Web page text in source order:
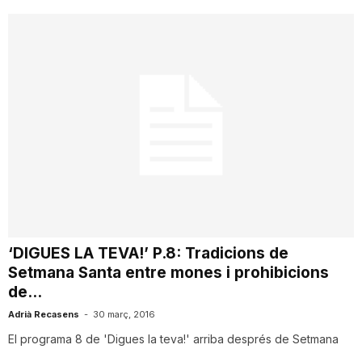
r
‘DIGUES LA TEVA!’ P.8: Tradicions de
Setmana Santa entre mones i prohibicions
de...
Adrià Recasens - 30 març, 2016
El programa 8 de 'Digues la teva!' arriba després de Setmana